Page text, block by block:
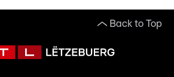
Back to Top